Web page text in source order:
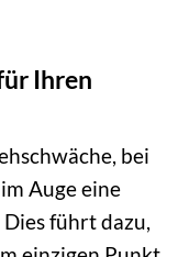
Ihren
bei
Auge eine
führt dazu,